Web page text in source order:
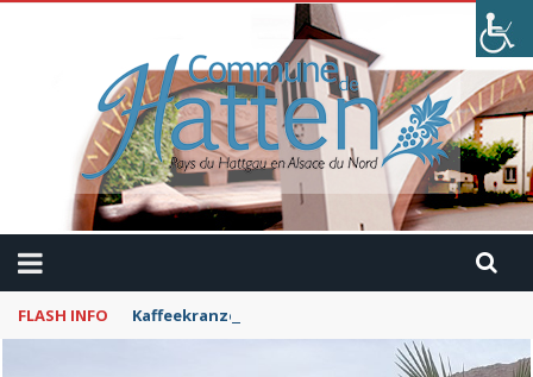
FLASH INFO Kaffeekranzel : Le Maroc en camping-car avec